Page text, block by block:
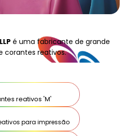
é uma fabricante de grande
corantes reativos.
reativos 'M'
para impressão